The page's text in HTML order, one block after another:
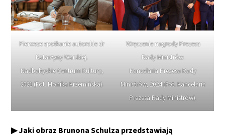
Pierwsze spotkanie autorskie dr
Katarzyny Warskiej.
Nadbałtyckie Centrum Kultury,
2021 (Fot. Monika Krzemińska).
Wręczenie nagrody Prezesa
Rady Ministrów.
Kancelaria Prezesa Rady
Ministrów, 2024 (Fot. Kancelaria
Prezesa Rady Ministrów).
▶ Jaki obraz Brunona Schulza przedstawiają